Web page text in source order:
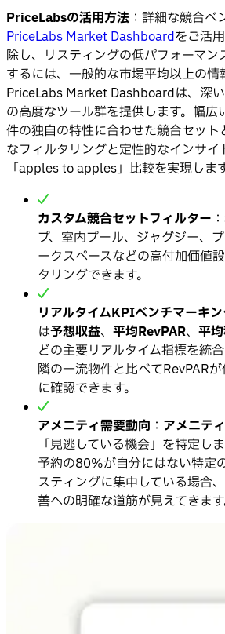
PriceLabsの活用方法 ：詳細な競合
PriceLabs Market Dashboardをご活
除し、リスティングの低パフォーマン
するには、一般的な市場平均以上の情
PriceLabs Market Dashboardは、深い
の高度なツール群を提供します。幅広
件の独自の特性に合わせた競合セット
なフィルタリングと定性的なインサイ
「apples to apples」比較を実現しま
カスタム競合セットフィルター
プ、室内プール、ジャグジー、
ークスペースなどの高付加価値
タリングできます。
リアルタイムKPIベンチマーキ
は予想収益、 平均RevPAR、 平
どの主要リアルタイム指標を統
隣の一流物件と比べてRevPAR
に確認できます。
アメニティ需要動向 ： アメニテ
「見逃している機会」を特定し
予約の80%が自分にはない特定
スティングに集中している場合
善への明確な道筋が見えてきます